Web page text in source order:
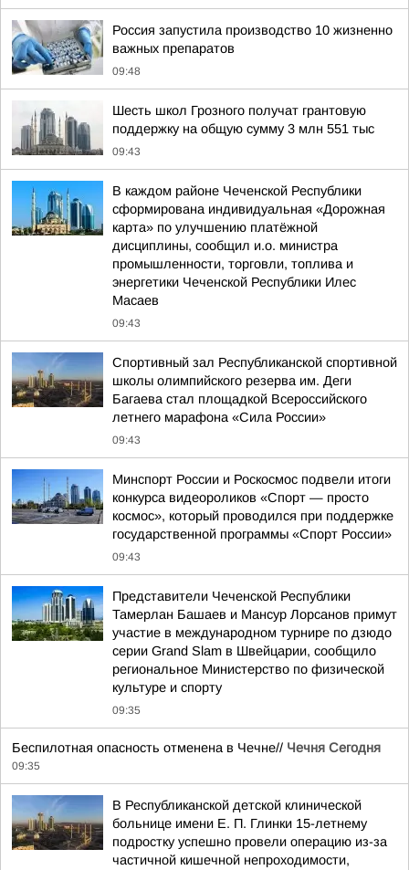
Россия запустила производство 10 жизненно
важных препаратов
09:48
Шесть школ Грозного получат грантовую
поддержку на общую сумму 3 млн 551 тыс
09:43
В каждом районе Чеченской Республики
сформирована индивидуальная «Дорожная
карта» по улучшению платёжной
дисциплины, сообщил и.о. министра
промышленности, торговли, топлива и
энергетики Чеченской Республики Илес
Масаев
09:43
Спортивный зал Республиканской спортивной
школы олимпийского резерва им. Деги
Багаева стал площадкой Всероссийского
летнего марафона «Сила России»
09:43
Минспорт России и Роскосмос подвели итоги
конкурса видеороликов «Спорт — просто
космос», который проводился при поддержке
государственной программы «Спорт России»
09:43
Представители Чеченской Республики
Тамерлан Башаев и Мансур Лорсанов примут
участие в международном турнире по дзюдо
серии Grand Slam в Швейцарии, сообщило
региональное Министерство по физической
культуре и спорту
09:35
Беспилотная опасность отменена в Чечне// Чечня Сегодня
09:35
В Республиканской детской клинической
больнице имени Е. П. Глинки 15-летнему
подростку успешно провели операцию из-за
частичной кишечной непроходимости,